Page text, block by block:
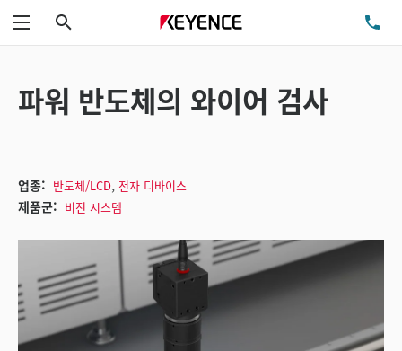
메뉴
파워 반도체의 와이어 검사
업종: 반도체/LCD, 전자 디바이스
제품군: 비전 시스템